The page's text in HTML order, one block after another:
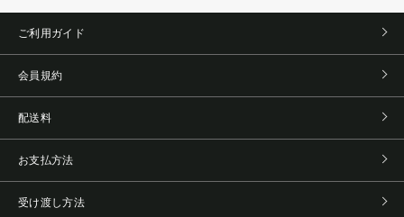
ご利用ガイド
会員規約
配送料
お支払方法
受け渡し方法